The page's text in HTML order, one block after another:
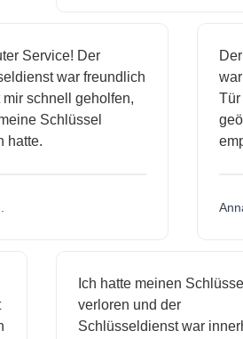
Service! Der
war freundlich
mir schnell geholfen,
meine Schlüssel
hatte.
Ich hatte meinen Schlüssel
verloren und der
Schlüsseldienst war